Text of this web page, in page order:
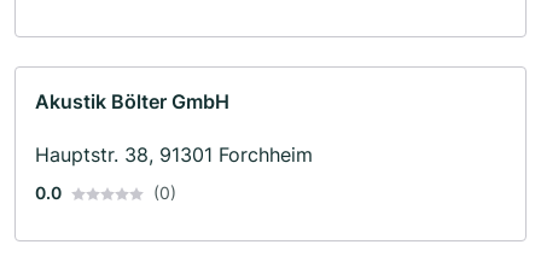
Akustik Bölter GmbH
Hauptstr. 38, 91301 Forchheim
0.0 (0)